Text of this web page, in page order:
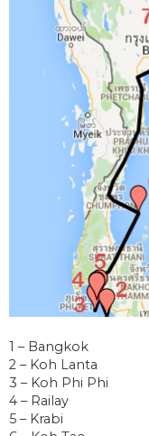
1 – Bangkok
2 – Koh Lanta
3 – Koh Phi Phi
4 – Railay
5 – Krabi